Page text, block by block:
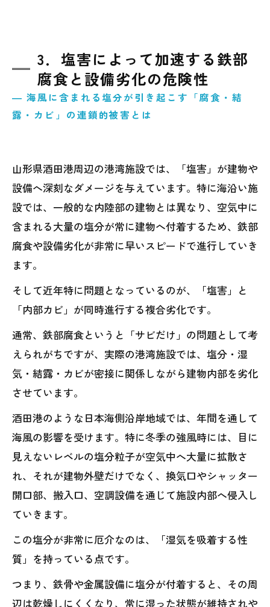
3．塩害によって加速する鉄部
腐食と設備劣化の危険性
― 海風に含まれる塩分が引き起こす「腐食・結
露・カビ」の連鎖的被害とは
山形県酒田港周辺の港湾施設では、「塩害」が建物や
設備へ深刻なダメージを与えています。特に海沿い施
設では、一般的な内陸部の建物とは異なり、空気中に
含まれる大量の塩分が常に建物へ付着するため、鉄部
腐食や設備劣化が非常に早いスピードで進行していき
ます。
そして近年特に問題となっているのが、「塩害」と
「内部カビ」が同時進行する複合劣化です。
通常、鉄部腐食というと「サビだけ」の問題として考
えられがちですが、実際の港湾施設では、塩分・湿
気・結露・カビが密接に関係しながら建物内部を劣化
させています。
酒田港のような日本海側沿岸地域では、年間を通して
海風の影響を受けます。特に冬季の強風時には、目に
見えないレベルの塩分粒子が空気中へ大量に拡散さ
れ、それが建物外壁だけでなく、換気口やシャッター
開口部、搬入口、空調設備を通じて施設内部へ侵入し
ていきます。
この塩分が非常に厄介なのは、「湿気を吸着する性
質」を持っている点です。
つまり、鉄骨や金属設備に塩分が付着すると、その周
辺は乾燥しにくくなり、常に湿った状態が維持されや